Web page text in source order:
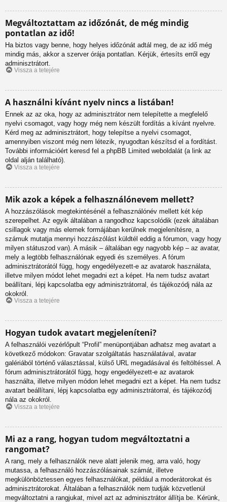
Megváltoztattam az időzónát, de még mindig
pontatlan az idő!
Ha biztos vagy benne, hogy helyes időzónát adtál meg, de az idő még
mindig más, akkor a szerver órája pontatlan. Kérjük, értesíts erről egy
adminisztrátort.
Vissza a tetejére
A használni kívánt nyelv nincs a listában!
Ennek az az oka, hogy az adminisztrátor nem telepítette a megfelelő
nyelvi csomagot, vagy hogy még nem készült fordítás a kívánt nyelvre.
Kérd meg az adminisztrátort, hogy telepítse a nyelvi csomagot,
amennyiben viszont még nem létezik, nyugodtan készítsd el a fordítást.
További információért keresd fel a phpBB Limited weboldalát (a link az
oldal alján található).
Vissza a tetejére
Mik azok a képek a felhasználónevem mellett?
A hozzászólások megtekintésénél a felhasználónév mellett két kép
szerepelhet. Az egyik általában a rangodhoz kapcsolódik (ezek általában
csillagok vagy más elemek formájában kerülnek megjelenítésre, a
számuk mutatja mennyi hozzászólást küldtél eddig a fórumon, vagy hogy
milyen státuszod van). A másik – általában egy nagyobb kép – az avatar,
mely a legtöbb felhasználónak egyedi és személyes. A fórum
adminisztrátorától függ, hogy engedélyezett-e az avatarok használata,
illetve milyen módot lehet megadni ezt a képet. Ha nem tudsz avatart
beállítani, lépj kapcsolatba egy adminisztrátorral, és tájékozódj nála az
okokról.
Vissza a tetejére
Hogyan tudok avatart megjeleníteni?
A felhasználói vezérlőpult “Profil” menüpontjában adhatsz meg avatart a
következő módokon: Gravatar szolgáltatás használatával, avatar
galériából történő választással, külső URL megadásával és feltöltéssel. A
fórum adminisztrátorától függ, hogy engedélyezett-e az avatarok
használta, illetve milyen módon lehet megadni ezt a képet. Ha nem tudsz
avatart beállítani, lépj kapcsolatba egy adminisztrátorral, és tájékozódj
nála az okokról.
Vissza a tetejére
Mi az a rang, hogyan tudom megváltoztatni a
rangomat?
A rang, mely a felhasználók neve alatt jelenik meg, arra való, hogy
mutassa, a felhasználó hozzászólásainak számát, illetve
megkülönböztessen egyes felhasználókat, például a moderátorokat és
adminisztrátorokat. Általában a felhasználók nem tudják közvetlenül
megváltoztatni a rangjukat, mivel azt az adminisztrátor állítja be. Kérünk,